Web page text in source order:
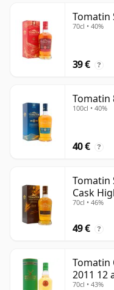
Tomatin
70cl • 40%
39 € ?
Tomatin
100cl • 40%
40 € ?
Tomatin
Cask
70cl • 46%
49 € ?
Tomatin
2011 12
70cl • 43%